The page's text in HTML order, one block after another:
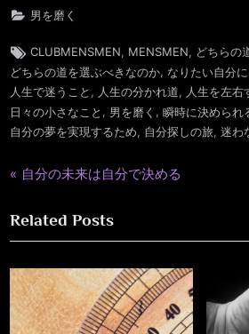
男を磨く
Tags:
CLUBMENSMEN, MENSMEN, どちらの
どちらの道を選ぶべきなのか, なりたい自分
人生で迷うこと , 人生の分かれ道, 人生を左右
日々の小さなこと , 男を磨く , 瞬時に決められ
自分の夢を実現するため, 自分探しの旅, 迷わ
投
稿
ナ
ビ
ゲ
P
e
v
i
o
u
自分の未来は自分で決める
Related Posts